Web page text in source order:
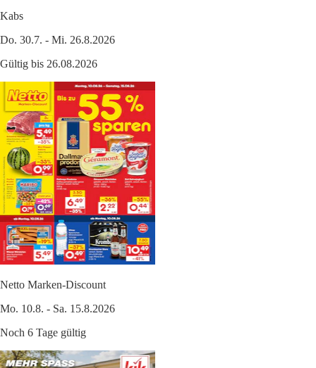
Kabs
Do. 30.7. - Mi. 26.8.2026
Gültig bis 26.08.2026
Netto Marken-Discount
Mo. 10.8. - Sa. 15.8.2026
Noch 6 Tage gültig